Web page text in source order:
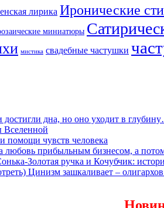
лирика Иронические
миниатюры
мистика свадебные частушки
дна, но оно уходит в
Вселенной
помощи чувств человека
любовь прибыльным бизнесом, а
Золотая ручка и Кочубчик:
Цинизм зашкаливает –